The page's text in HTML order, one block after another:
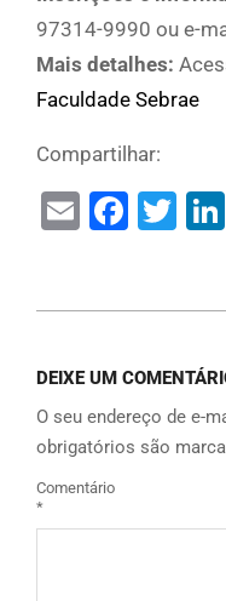
97314-9990 ou e-
Mais detalhes:
Faculdade Sebrae
Compartilhar:
Email
DEIXE UM
O seu endereço de e-
obrigatórios são
Comentário
*